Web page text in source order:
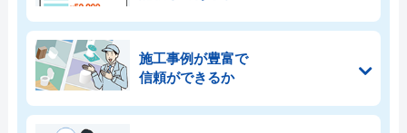
施工事例が豊富で
信頼ができるか